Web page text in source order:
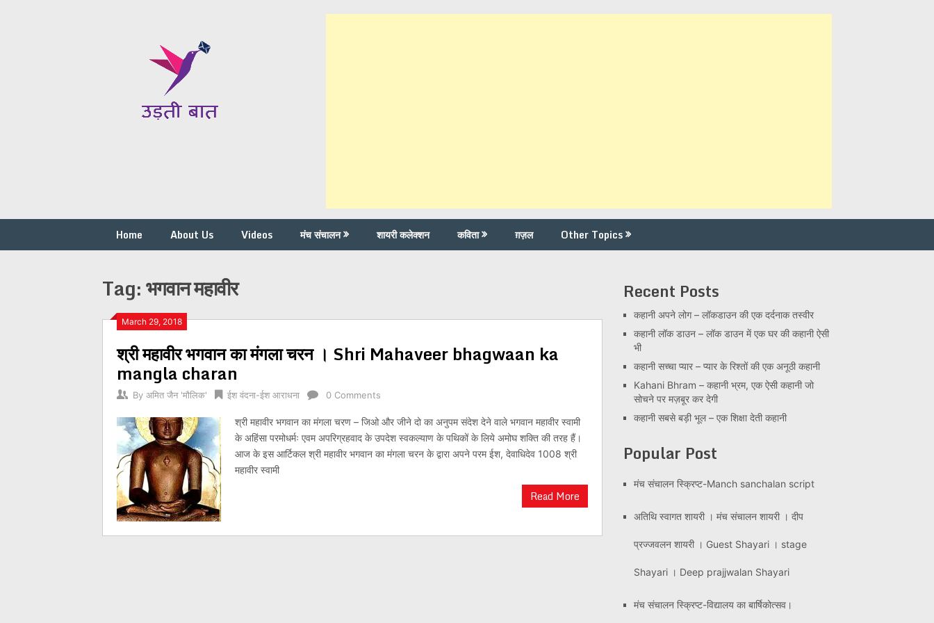
Home About Us Videos मंच संचालन शायरी कलेक्शन कविता ग़ज़ल Other Topics
Tag:भगवान महावीर
March 29, 2018
श्री महावीर भगवान का मंगला चरन । Shri Mahaveer bhagwaan ka
mangla charan
By अमित जैन 'मौलिक' ईश वंदना-ईश आराधना 0 Comments
श्री महावीर भगवान का मंगला चरण – जिओ और जीने दो का अनुपम संदेश देने वाले भगवान महावीर स्वामी
के अहिंसा परमोधर्मः एवम अपरिग्रहवाद के उपदेश स्वकल्याण के पथिकों के लिये अमोघ शक्ति की तरह हैं।
आज के इस आर्टिकल श्री महावीर भगवान का मंगला चरन के द्वारा अपने परम ईश, देवाधिदेव 1008 श्री
महावीर स्वामी
Read More
Posts
navigation
Recent Posts
कहानी अपने लोग – लॉकडाउन की एक दर्दनाक तस्वीर
कहानी लॉक डाउन – लॉक डाउन में एक घर की कहानी ऐसी
भी
कहानी सच्चा प्यार – प्यार के रिश्तों की एक अनूठी कहानी
Kahani Bhram – कहानी भ्रम, एक ऐसी कहानी जो
सोचने पर मज़बूर कर देगी
कहानी सबसे बड़ी भूल – एक शिक्षा देती कहानी
Popular Post
मंच संचालन स्क्रिप्ट-Manch sanchalan script
अतिथि स्वागत शायरी । मंच संचालन शायरी । दीप
प्रज्जवलन शायरी । Guest Shayari । stage
Shayari । Deep prajjwalan Shayari
मंच संचालन स्क्रिप्ट-विद्यालय का बार्षिकोत्सव।